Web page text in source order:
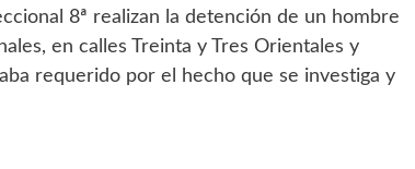
8ª realizan la detención de un hombre
en calles Treinta y Tres Orientales y
requerido por el hecho que se investiga y